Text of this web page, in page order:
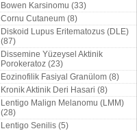
Bowen Karsinomu (33)
Cornu Cutaneum (8)
Diskoid Lupus Eritematozus (DLE)
(87)
Dissemine Yüzeysel Aktinik
Porokeratoz (23)
Eozinofilik Fasiyal Granülom (8)
Kronik Aktinik Deri Hasari (8)
Lentigo Malign Melanomu (LMM)
(28)
Lentigo Senilis (5)